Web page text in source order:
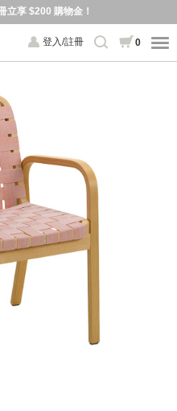
立享 $200 購物金！
登入/註冊 0